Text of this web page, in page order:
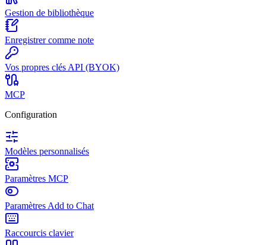
Gestion de bibliothèque
Enregistrer comme note
Vos propres clés API (BYOK)
MCP
Configuration
Modèles personnalisés
Paramètres MCP
Paramètres Add to Chat
Raccourcis clavier